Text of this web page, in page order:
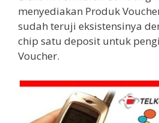
menyediakan Produk
sudah teruji eksistensinya
chip satu deposit untuk
Voucher.